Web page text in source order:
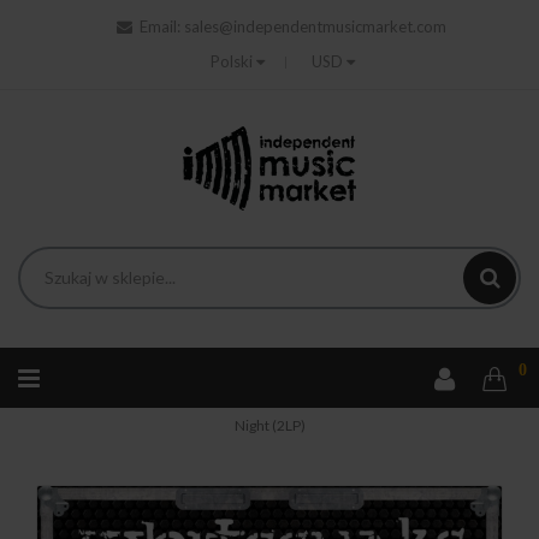
Email:
sales@independentmusicmarket.com
Polski
USD
0
Whitesnake - Live... In The Still Of The
Night (2LP)